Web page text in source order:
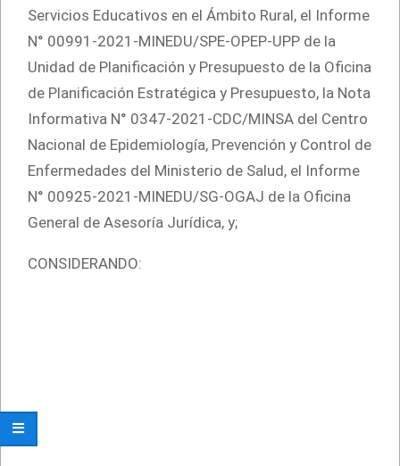
Servicios Educativos en el Ámbito Rural, el Informe
N° 00991-2021-MINEDU/SPE-OPEP-UPP de la
Unidad de Planificación y Presupuesto de la Oficina
de Planificación Estratégica y Presupuesto, la Nota
Informativa N° 0347-2021-CDC/MINSA del Centro
Nacional de Epidemiología, Prevención y Control de
Enfermedades del Ministerio de Salud, el Informe
N° 00925-2021-MINEDU/SG-OGAJ de la Oficina
General de Asesoría Jurídica, y;
CONSIDERANDO: